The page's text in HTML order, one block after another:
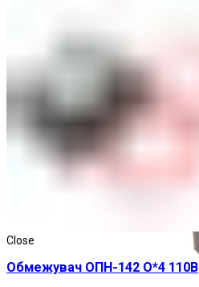
Close
Обмежувач ОПН-142 О*4 110В